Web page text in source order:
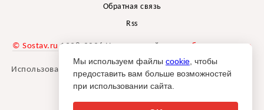
Обратная связь
Rss
© Sostav.ru 1998-2026 Независимый проектбрендингового
агентства Depot
Использование материалов Sostav.ru допустимо только при
указании источника.
Мы используем файлы cookie , чтобы
предоставить вам больше возможностей
при использовании сайта.